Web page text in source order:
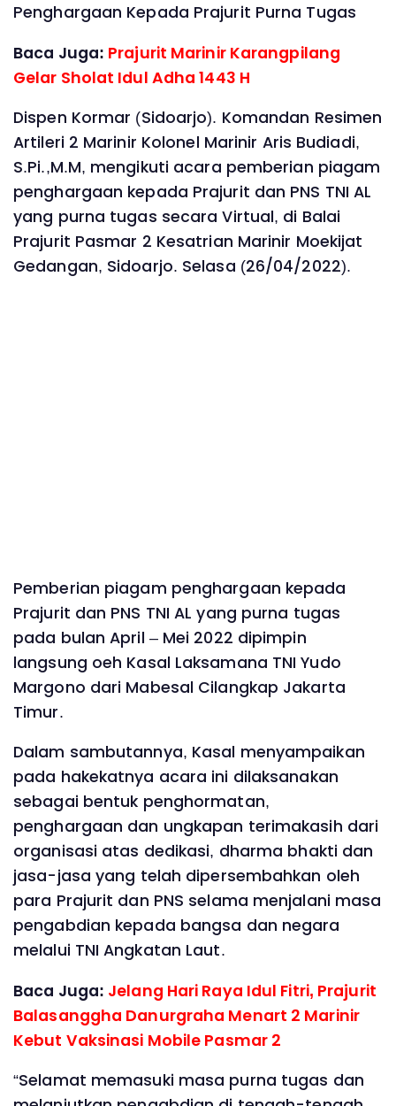
Penghargaan Kepada Prajurit Purna Tugas
Baca Juga: Prajurit Marinir Karangpilang
Gelar Sholat Idul Adha 1443 H
Dispen Kormar (Sidoarjo). Komandan Resimen
Artileri 2 Marinir Kolonel Marinir Aris Budiadi,
S.Pi.,M.M, mengikuti acara pemberian piagam
penghargaan kepada Prajurit dan PNS TNI AL
yang purna tugas secara Virtual, di Balai
Prajurit Pasmar 2 Kesatrian Marinir Moekijat
Gedangan, Sidoarjo. Selasa (26/04/2022).
Pemberian piagam penghargaan kepada
Prajurit dan PNS TNI AL yang purna tugas
pada bulan April – Mei 2022 dipimpin
langsung oeh Kasal Laksamana TNI Yudo
Margono dari Mabesal Cilangkap Jakarta
Timur.
Dalam sambutannya, Kasal menyampaikan
pada hakekatnya acara ini dilaksanakan
sebagai bentuk penghormatan,
penghargaan dan ungkapan terimakasih dari
organisasi atas dedikasi, dharma bhakti dan
jasa-jasa yang telah dipersembahkan oleh
para Prajurit dan PNS selama menjalani masa
pengabdian kepada bangsa dan negara
melalui TNI Angkatan Laut.
Baca Juga: Jelang Hari Raya Idul Fitri, Prajurit
Balasanggha Danurgraha Menart 2 Marinir
Kebut Vaksinasi Mobile Pasmar 2
“Selamat memasuki masa purna tugas dan